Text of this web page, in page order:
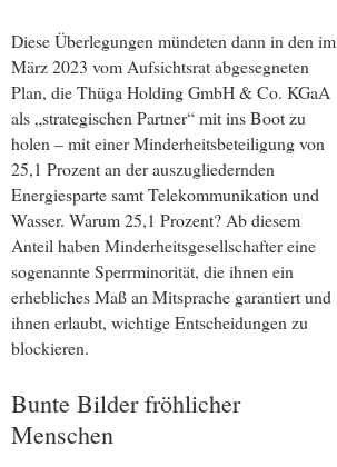
Diese Überlegungen mündeten dann in den im
März 2023 vom Aufsichtsrat abgesegneten
Plan, die Thüga Holding GmbH & Co. KGaA
als „strategischen Partner“ mit ins Boot zu
holen – mit einer Minderheitsbeteiligung von
25,1 Prozent an der auszugliedernden
Energiesparte samt Telekommunikation und
Wasser. Warum 25,1 Prozent? Ab diesem
Anteil haben Minderheitsgesellschafter eine
sogenannte Sperrminorität, die ihnen ein
erhebliches Maß an Mitsprache garantiert und
ihnen erlaubt, wichtige Entscheidungen zu
blockieren.
Bunte Bilder fröhlicher
Menschen